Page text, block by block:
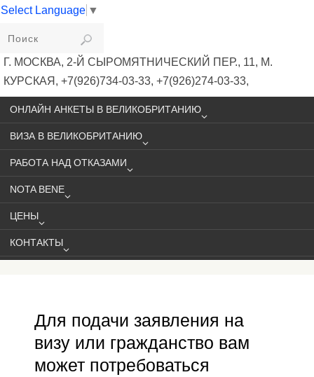
Select Language ▼
VIKIVISA
Г. МОСКВА, 2-Й СЫРОМЯТНИЧЕСКИЙ ПЕР., 11, М.
КУРСКАЯ, +7(926)734-03-33, +7(926)274-03-33,
VISA@VIKIVISA.RU
ОНЛАЙН АНКЕТЫ В ВЕЛИКОБРИТАНИЮ
ВИЗА В ВЕЛИКОБРИТАНИЮ
РАБОТА НАД ОТКАЗАМИ
NOTA BENE
ЦЕНЫ
КОНТАКТЫ
Для подачи заявления на
визу или гражданство вам
может потребоваться